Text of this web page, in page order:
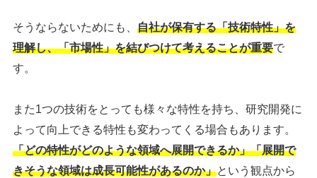
そうならないためにも、 自社が保有する「技術特性」を
理解し、「市場性」を結びつけて考えることが重要で
す。
また1つの技術をとっても様々な特性を持ち、研究開発に
よって向上できる特性も変わってくる場合もあります。
「どの特性がどのような領域へ展開できるか」「展開で
きそうな領域は成長可能性があるのか」という観点から